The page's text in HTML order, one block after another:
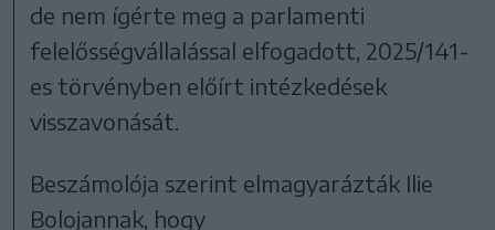
de nem ígérte meg a parlamenti
felelősségvállalással elfogadott, 2025/141-
es törvényben előírt intézkedések
visszavonását.
Beszámolója szerint elmagyarázták Ilie
Bolojannak, hogy